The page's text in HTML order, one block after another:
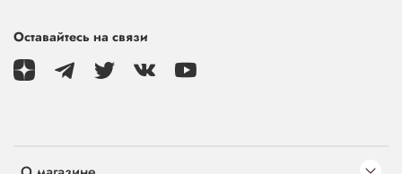
Оставайтесь на связи